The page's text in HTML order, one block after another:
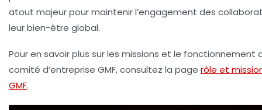
atout majeur pour maintenir l’engagement des
leur bien-être global.
Pour en savoir plus sur les missions et le fonctionnement
comité d’entreprise GMF, consultez la page rôle et
GMF.